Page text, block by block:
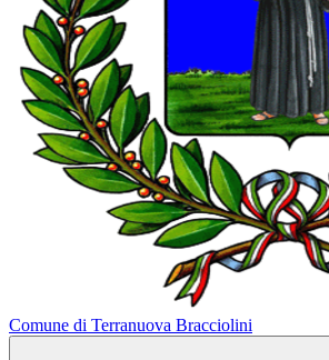
Comune di Terranuova Bracciolini